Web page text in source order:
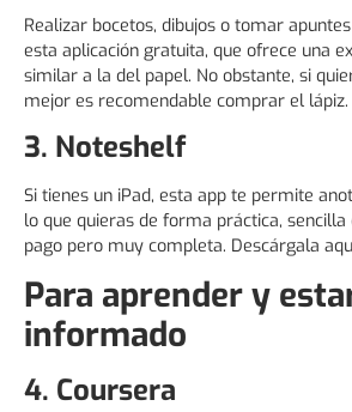
Realizar bocetos, dibujos o tomar
esta aplicación gratuita, que ofrece una
similar a la del papel. No obstante, si
mejor es recomendable comprar el lápiz.
3. Noteshelf
Si tienes un iPad, esta app te permite
lo que quieras de forma práctica, sencilla
pago pero muy completa. Descárgala
Para aprender y
informado
4. Coursera